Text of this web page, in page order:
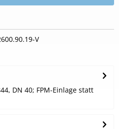
V
DN 40; FPM-Einlage statt